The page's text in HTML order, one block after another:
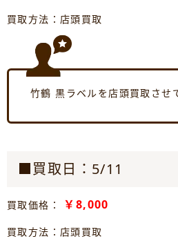
買取方法：店頭買取
竹鶴 黒ラベルを店頭買取させ
■買取日：5/11
買取価格： ￥8,000
買取方法：店頭買取